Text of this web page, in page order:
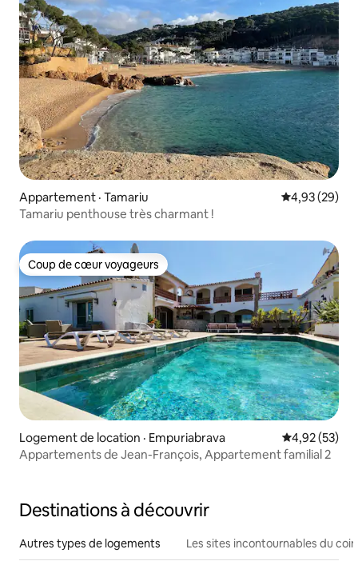
Appartement · Tamariu Note
4,93 (29)
Tamariu penthouse très charmant !
Coup de cœur voyageurs
Coup de cœur voyageurs
Logement de location · Empuriabrava Note
4,92 (53)
Appartements de Jean-François, Appartement familial 2
Destinations à découvrir
Autres types de logements Les sites incontournables du coin